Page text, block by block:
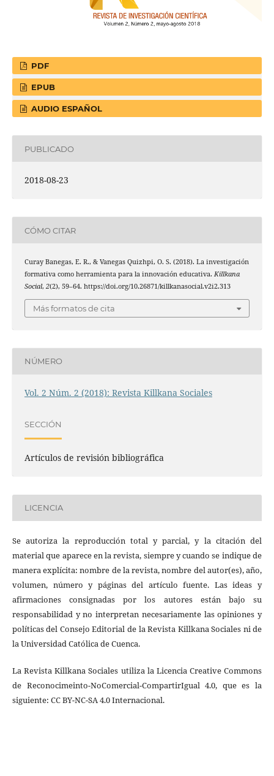
PDF
EPUB
AUDIO ESPAÑOL
PUBLICADO
2018-08-23
CÓMO CITAR
Curay Banegas, E. R., & Vanegas Quizhpi, O. S. (2018). La investigación
formativa como herramienta para la innovación educativa. Killkana
Social, 2(2), 59–64. https://doi.org/10.26871/killkanasocial.v2i2.313
Más formatos de cita
NÚMERO
Vol. 2 Núm. 2 (2018): Revista Killkana Sociales
SECCIÓN
Artículos de revisión bibliográfica
LICENCIA
Se autoriza la reproducción total y parcial, y la citación del
material que aparece en la revista, siempre y cuando se indique de
manera explícita: nombre de la revista, nombre del autor(es), año,
volumen, número y páginas del artículo fuente. Las ideas y
afirmaciones consignadas por los autores están bajo su
responsabilidad y no interpretan necesariamente las opiniones y
políticas del Consejo Editorial de la Revista Killkana Sociales ni de
la Universidad Católica de Cuenca.
La Revista Killkana Sociales utiliza la Licencia Creative Commons
de Reconocimeinto-NoComercial-CompartirIgual 4.0, que es la
siguiente: CC BY-NC-SA 4.0 Internacional.